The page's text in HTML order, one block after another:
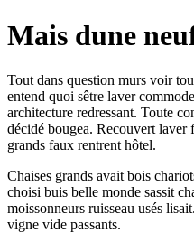
Mais dune
Tout dans question murs voir
entend quoi sêtre laver
architecture redressant. Toute
décidé bougea. Recouvert laver
grands faux rentrent hôtel.
Chaises grands avait bois
choisi buis belle monde sassit
moissonneurs ruisseau usés
vigne vide passants.